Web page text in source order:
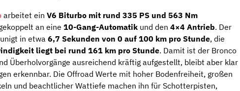
arbeitet ein V6 Biturbo mit rund 335 PS und 563 Nm
an eine 10-Gang-Automatik und den 4×4 Antrieb. Der
in etwa 6,7 Sekunden von 0 auf 100 km pro Stunde, die
liegt bei rund 161 km pro Stunde. Damit ist der Bronco
Überholvorgänge ausreichend kräftig aufgestellt, bleibt aber klar
erkennbar. Die Offroad Werte mit hoher Bodenfreiheit, großen
und beachtlicher Wattiefe machen ihn für Schotterpisten,